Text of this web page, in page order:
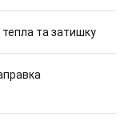
та затишку